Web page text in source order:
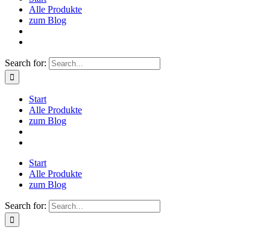
Alle Produkte
zum Blog
Search for:
Start
Alle Produkte
zum Blog
Start
Alle Produkte
zum Blog
Search for: